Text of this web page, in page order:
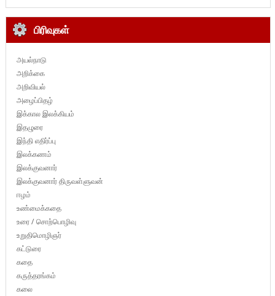
பிரிவுகள்
அயல்நாடு
அறிக்கை
அறிவியல்
அழைப்பிதழ்
இக்கால இலக்கியம்
இதழுரை
இந்தி எதிர்ப்பு
இலக்கணம்
இலக்குவனார்
இலக்குவனார் திருவள்ளுவன்
ஈழம்
உண்மைக்கதை
உரை / சொற்பொழிவு
உறுதிமொழிஞர்
கட்டுரை
கதை
கருத்தரங்கம்
கலை